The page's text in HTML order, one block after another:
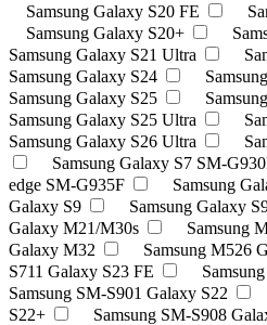
Samsung Galaxy S20 FE
Samsung Galaxy S20+
Samsung Galaxy S21 Ultra
Samsung Galaxy S24
Samsung Galaxy S25
Samsung Galaxy S25 Ultra
Samsung Galaxy S26 Ultra
Samsung Galaxy S7 SM-
edge SM-G935F
Samsung
Galaxy S9
Samsung Galaxy
Galaxy M21/M30s
Samsung
Galaxy M32
Samsung M526
S711 Galaxy S23 FE
Samsung SM-S901 Galaxy S22
S22+
Samsung SM-S908